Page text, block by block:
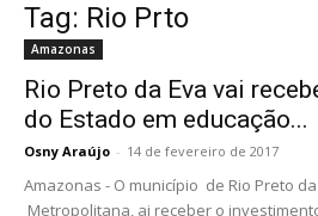
Tag: Rio Prto
Amazonas
Rio Preto da Eva vai
do Estado em educação...
Osny Araújo - 14 de fevereiro de 2017
Amazonas - O município de Rio Preto
Metropolitana, ai receber o